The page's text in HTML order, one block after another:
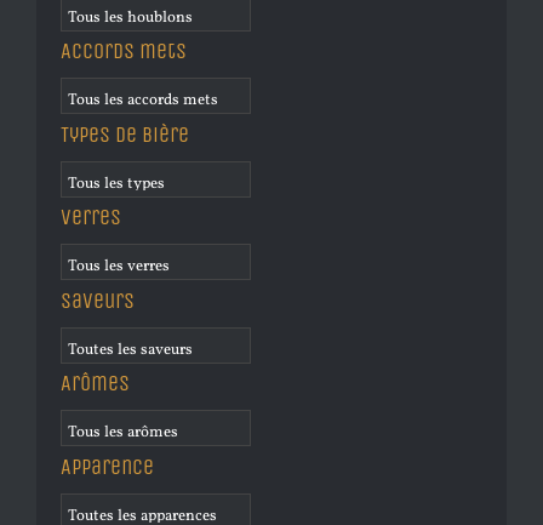
Accords mets
Types de bière
Verres
Saveurs
Arômes
Apparence